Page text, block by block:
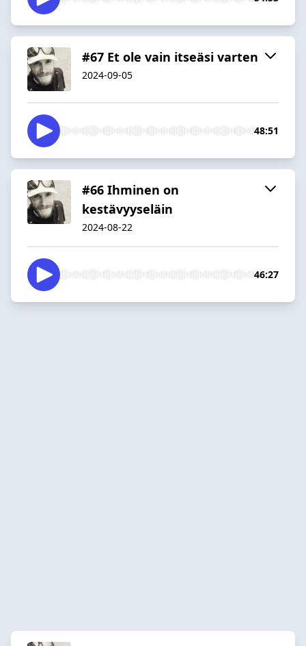
#67 Et ole vain itseäsi varten
2024-09-05
48:51
#66 Ihminen on
kestävyyseläin
2024-08-22
46:27